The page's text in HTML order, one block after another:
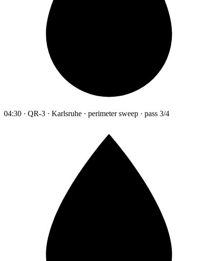
04:30 · QR-3 · Karlsruhe · perimeter sweep · pass 3/4